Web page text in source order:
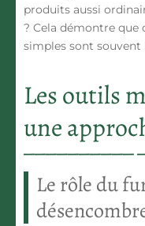
produits aussi
? Cela démontre que
simples sont souvent
Les outils
une
Le rôle du